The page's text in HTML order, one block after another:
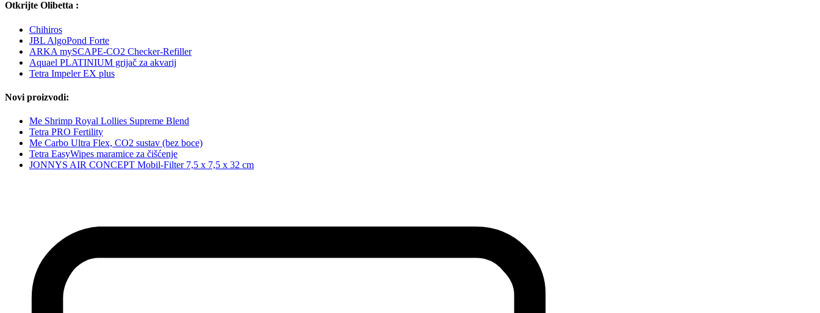
Otkrijte Olibetta :
Chihiros
JBL AlgoPond Forte
ARKA mySCAPE-CO2 Checker-Refiller
Aquael PLATINIUM grijač za akvarij
Tetra Impeler EX plus
Novi proizvodi:
Me Shrimp Royal Lollies Supreme Blend
Tetra PRO Fertility
Me Carbo Ultra Flex, CO2 sustav (bez boce)
Tetra EasyWipes maramice za čišćenje
JONNYS AIR CONCEPT Mobil-Filter 7,5 x 7,5 x 32 cm